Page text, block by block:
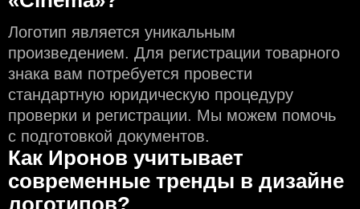
Логотип является уникальным
произведением. Для регистрации товарного
знака вам потребуется провести
стандартную юридическую процедуру
проверки и регистрации. Мы можем помочь
с подготовкой документов.
Как Иронов учитывает
современные тренды в дизайне
логотипов?